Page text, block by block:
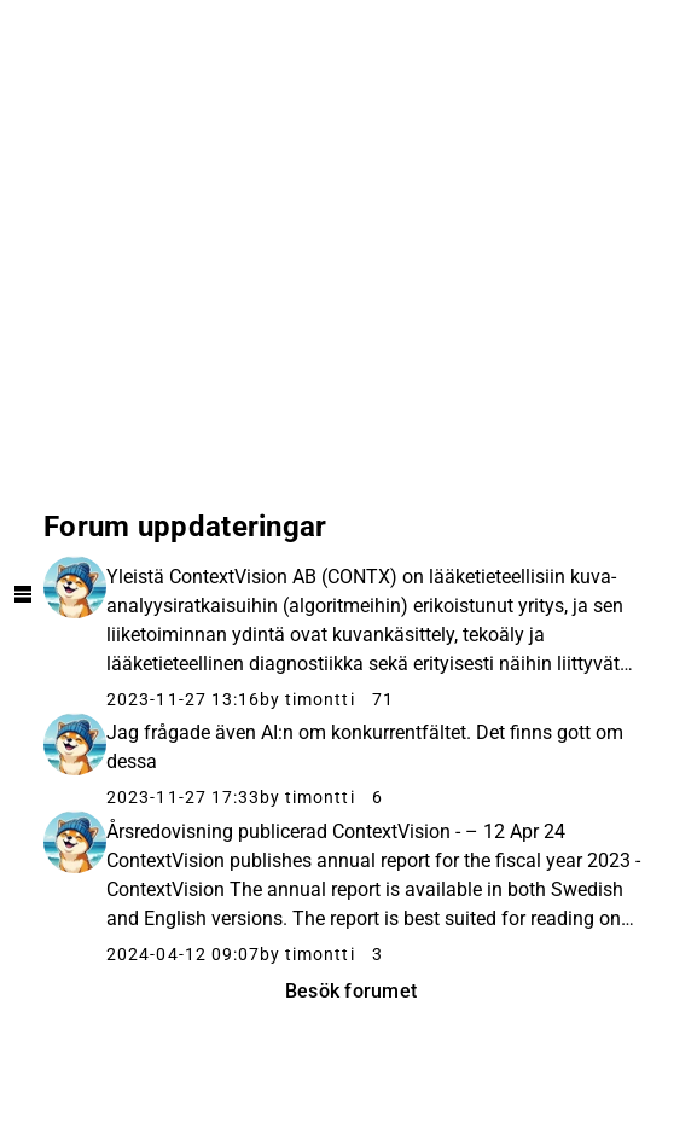
Forum uppdateringar
Yleistä ContextVision AB (CONTX) on lääketieteellisiin kuva-
analyysiratkaisuihin (algoritmeihin) erikoistunut yritys, ja sen
liiketoiminnan ydintä ovat kuvankäsittely, tekoäly ja
lääketieteellinen diagnostiikka sekä erityisesti näihin liittyvät
ohjelmistoratkaisut. Yritys on sanojensa...
2023-11-27 13:16by timontti 71
Jag frågade även AI:n om konkurrentfältet. Det finns gott om
dessa
2023-11-27 17:33 by timontti 6
Årsredovisning publicerad ContextVision - – 12 Apr 24
ContextVision publishes annual report for the fiscal year 2023 -
ContextVision The annual report is available in both Swedish
and English versions. The report is best suited for reading on
screen. Printed copies can be ordered...
2024-04-12 09:07by timontti 3
Besök forumet